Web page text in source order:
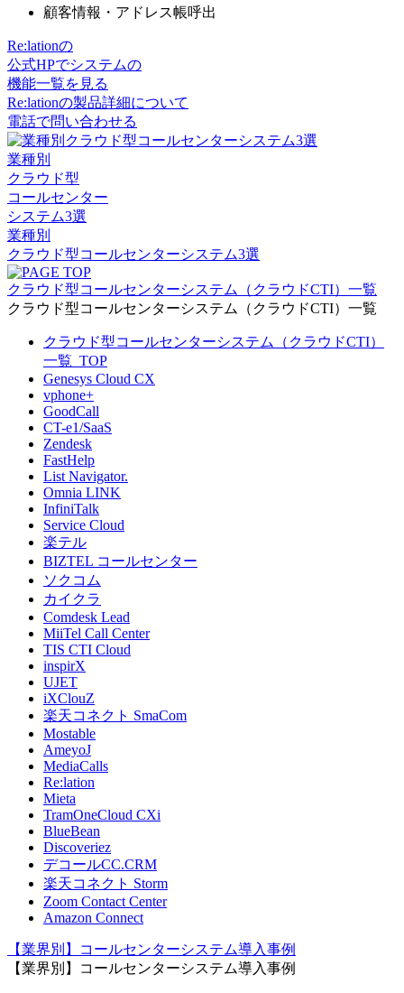
顧客情報・アドレス帳呼出
Re:lationの
公式HPでシステムの
機能一覧を見る
Re:lationの製品詳細について
電話で問い合わせる
業種別
クラウド型
コールセンター
システム3選
業種別
クラウド型コールセンターシステム3選
クラウド型コールセンターシステム（クラウドCTI）一覧
クラウド型コールセンターシステム（クラウドCTI）一覧
クラウド型コールセンターシステム（クラウドCTI）
一覧_TOP
Genesys Cloud CX
vphone+
GoodCall
CT-e1/SaaS
Zendesk
FastHelp
List Navigator.
Omnia LINK
InfiniTalk
Service Cloud
楽テル
BIZTEL コールセンター
ソクコム
カイクラ
Comdesk Lead
MiiTel Call Center
TIS CTI Cloud
inspirX
UJET
iXClouZ
楽天コネクト SmaCom
Mostable
AmeyoJ
MediaCalls
Re:lation
Mieta
TramOneCloud CXi
BlueBean
Discoveriez
デコールCC.CRM
楽天コネクト Storm
Zoom Contact Center
Amazon Connect
【業界別】コールセンターシステム導入事例
【業界別】コールセンターシステム導入事例